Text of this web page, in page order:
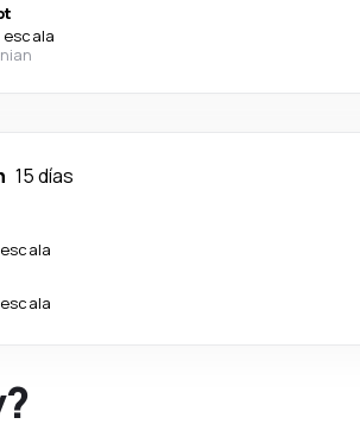
escala
15 días
escala
escala